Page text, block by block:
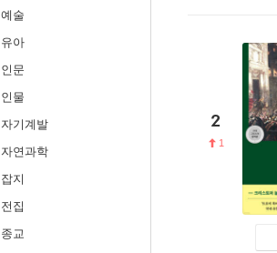
예술
유아
인문
인물
자기계발
자연과학
잡지
전집
종교
2
1